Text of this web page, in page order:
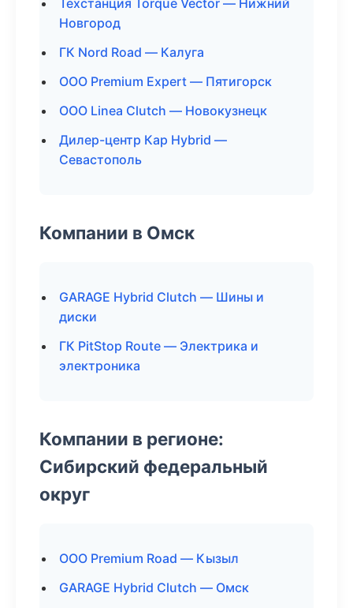
Техстанция Torque Vector — Нижний
Новгород
ГК Nord Road — Калуга
ООО Premium Expert — Пятигорск
ООО Linea Clutch — Новокузнецк
Дилер-центр Кар Hybrid —
Севастополь
Компании в Омск
GARAGE Hybrid Clutch — Шины и
диски
ГК PitStop Route — Электрика и
электроника
Компании в регионе:
Сибирский федеральный
округ
ООО Premium Road — Кызыл
GARAGE Hybrid Clutch — Омск